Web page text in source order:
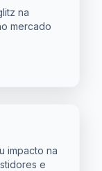
na
mercado
impacto na
e